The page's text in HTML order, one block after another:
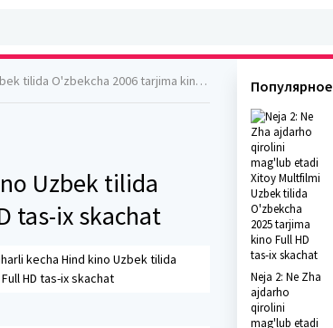
2006 tarjima kino Full HD tas-ix skachat
Uzbek tilida
tas-ix skachat
kecha Hind kino Uzbek tilida
HD tas-ix skachat
Популярное
Neja 2: Ne Zha
ajdarho
qirolini
mag'lub etadi